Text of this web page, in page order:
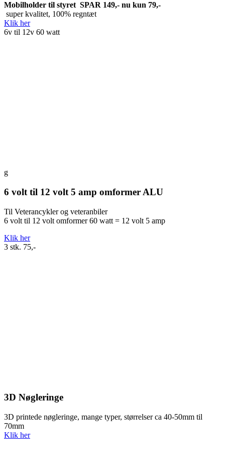
Mobilholder til styret SPAR 149,- nu kun 79,-
super kvalitet, 100% regntæt
Klik her
6v til 12v 60 watt
g
6 volt til 12 volt 5 amp omformer ALU
Til Veterancykler og veteranbiler
6 volt til 12 volt omformer 60 watt = 12 volt 5 amp
Klik her
3 stk. 75,-
3D Nøgleringe
3D printede nøgleringe, mange typer, størrelser ca 40-50mm til
70mm
Klik her